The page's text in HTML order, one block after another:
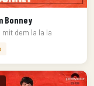
Bonney
mit dem la la la